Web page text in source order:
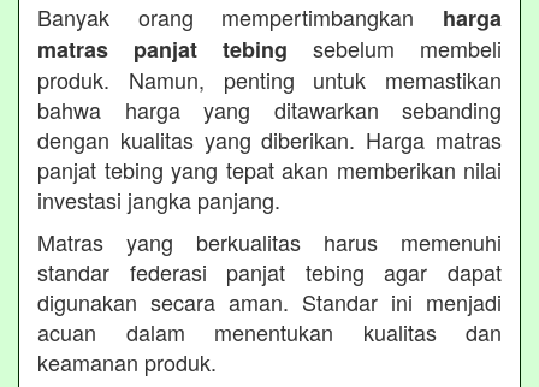
Banyak orang mempertimbangkan harga
matras panjat tebing sebelum membeli
produk. Namun, penting untuk memastikan
bahwa harga yang ditawarkan sebanding
dengan kualitas yang diberikan. Harga matras
panjat tebing yang tepat akan memberikan nilai
investasi jangka panjang.
Matras yang berkualitas harus memenuhi
standar federasi panjat tebing agar dapat
digunakan secara aman. Standar ini menjadi
acuan dalam menentukan kualitas dan
keamanan produk.